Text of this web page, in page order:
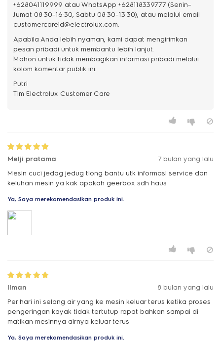
+628041119999 atau WhatsApp +628118339777 (Senin–
Jumat 08:30–16:30, Sabtu 08:30–13:30), atau melalui email
customercareid@electrolux.com.
Apabila Anda lebih nyaman, kami dapat mengirimkan
pesan pribadi untuk membantu lebih lanjut.
Mohon untuk tidak membagikan informasi pribadi melalui
kolom komentar publik ini.
Putri
Tim Electrolux Customer Care
Melji pratama
7 bulan yang lalu
Mesin cuci jedag jedug tlong bantu utk informasi service dan
keluhan mesin ya kak apakah geerbox sdh haus
Ya, Saya merekomendasikan produk ini.
Ilman
8 bulan yang lalu
Per hari ini selang air yang ke mesin keluar terus ketika proses
pengeringan kayak tidak tertutup rapat bahkan sampai di
matikan mesinnya airnya keluar terus
Ya, Saya merekomendasikan produk ini.